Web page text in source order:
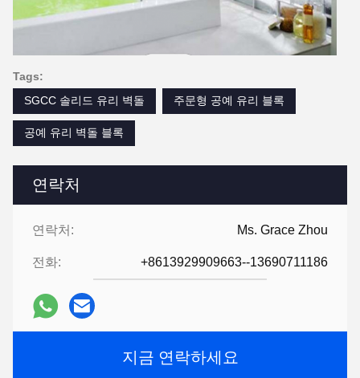
연락처
연락처: Ms. Grace Zhou
전화: +8613929909663--13690711186
지금 연락하세요
Tags:
SGCC 솔리드 유리 벽돌
주문형 공예 유리 블록
공예 유리 벽돌 블록